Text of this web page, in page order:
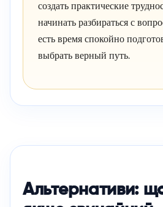
создать практические
начинать разбираться с
есть время спокойно
выбрать верный путь.
Альтернативи: